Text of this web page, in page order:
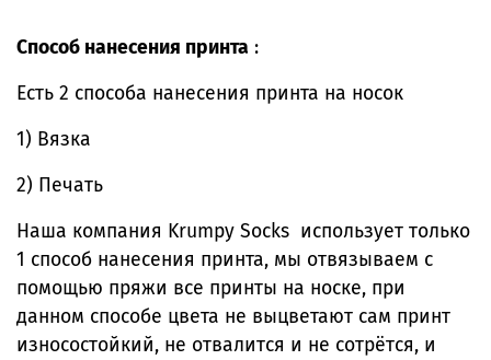
Способ нанесения принта :
Есть 2 способа нанесения принта на носок
1) Вязка
2) Печать
Наша компания Krumpy Socks использует только
1 способ нанесения принта, мы отвязываем с
помощью пряжи все принты на носке, при
данном способе цвета не выцветают сам принт
износостойкий, не отвалится и не сотрётся, и